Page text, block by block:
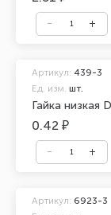
Гайка
Артикул: 439-3
Ед. изм. шт.
0.42 ₽
Артикул: 6923-3